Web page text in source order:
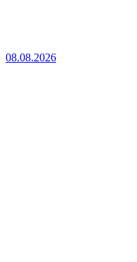
08.08.2026